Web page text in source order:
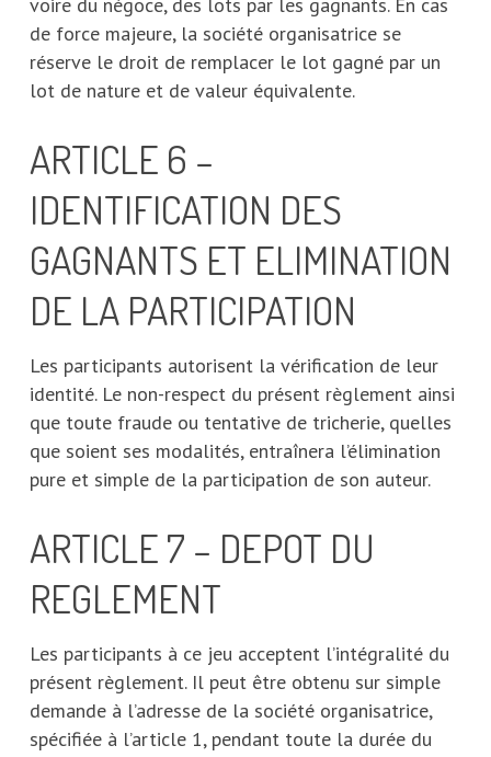
de force majeure, la société organisatrice se
réserve le droit de remplacer le lot gagné par un
lot de nature et de valeur équivalente.
ARTICLE 6 –
IDENTIFICATION DES
GAGNANTS ET ELIMINATION
DE LA PARTICIPATION
Les participants autorisent la vérification de leur
identité. Le non-respect du présent règlement ainsi
que toute fraude ou tentative de tricherie, quelles
que soient ses modalités, entraînera l’élimination
pure et simple de la participation de son auteur.
ARTICLE 7 – DEPOT DU
REGLEMENT
Les participants à ce jeu acceptent l’intégralité du
présent règlement. Il peut être obtenu sur simple
demande à l’adresse de la société organisatrice,
spécifiée à l’article 1, pendant toute la durée du